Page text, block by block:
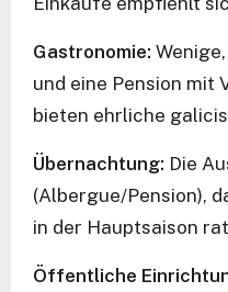
Gastronomie:
und eine Pension
bieten ehrliche
Übernachtung: Die
(Albergue/Pension),
in der Hauptsaison
Öffentliche